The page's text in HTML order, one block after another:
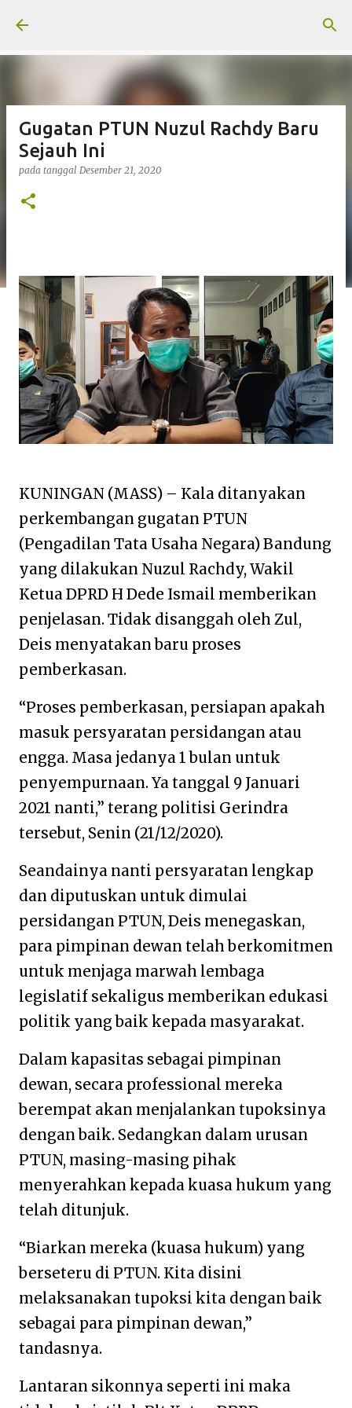
Gugatan PTUN Nuzul Rachdy Baru
Sejauh Ini
pada tanggal Desember 21, 2020
KUNINGAN (MASS) – Kala ditanyakan
perkembangan gugatan PTUN
(Pengadilan Tata Usaha Negara) Bandung
yang dilakukan Nuzul Rachdy, Wakil
Ketua DPRD H Dede Ismail memberikan
penjelasan. Tidak disanggah oleh Zul,
Deis menyatakan baru proses
pemberkasan.
“Proses pemberkasan, persiapan apakah
masuk persyaratan persidangan atau
engga. Masa jedanya 1 bulan untuk
penyempurnaan. Ya tanggal 9 Januari
2021 nanti,” terang politisi Gerindra
tersebut, Senin (21/12/2020).
Seandainya nanti persyaratan lengkap
dan diputuskan untuk dimulai
persidangan PTUN, Deis menegaskan,
para pimpinan dewan telah berkomitmen
untuk menjaga marwah lembaga
legislatif sekaligus memberikan edukasi
politik yang baik kepada masyarakat.
Dalam kapasitas sebagai pimpinan
dewan, secara professional mereka
berempat akan menjalankan tupoksinya
dengan baik. Sedangkan dalam urusan
PTUN, masing-masing pihak
menyerahkan kepada kuasa hukum yang
telah ditunjuk.
“Biarkan mereka (kuasa hukum) yang
berseteru di PTUN. Kita disini
melaksanakan tupoksi kita dengan baik
sebagai para pimpinan dewan,”
tandasnya.
Lantaran sikonnya seperti ini maka